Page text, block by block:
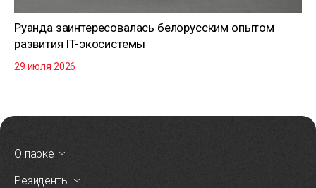
Руанда заинтересовалась белорусским опытом
развития IT-экосистемы
29 июля 2026
О парке
Резиденты